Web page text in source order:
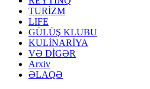
TURİZM
LIFE
GÜLÜŞ KLUBU
KULİNARİYA
VƏ DİGƏR
Arxiv
ƏLAQƏ